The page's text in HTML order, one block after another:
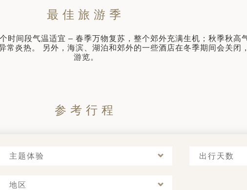
最佳旅游季
间段气温适宜 – 春季万物复苏，整个郊外充满生机；秋季秋高
炎热。 另外，海滨、湖泊和郊外的一些酒店在冬季期间会关闭
游览。
参考行程
主题体验 出行天数
地区